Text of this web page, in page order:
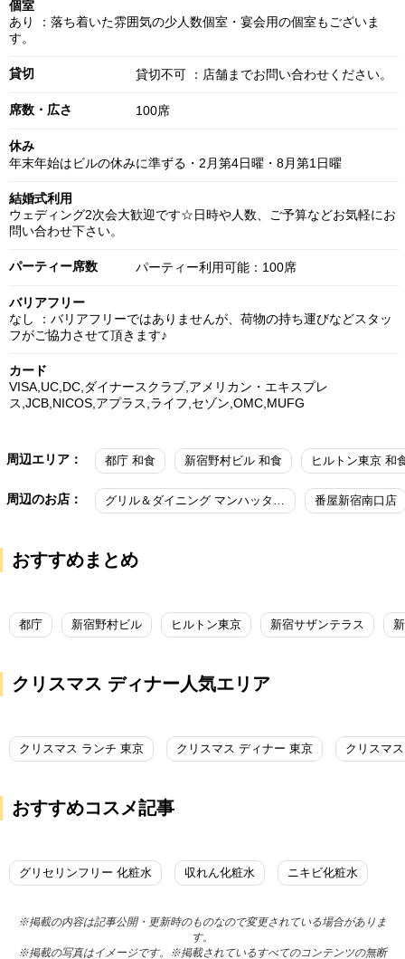
個室
あり ：落ち着いた雰囲気の少人数個室・宴会用の個室もございま
す。
貸切 貸切不可 ：店舗までお問い合わせください。
席数・広さ 100席
休み
年末年始はビルの休みに準ずる・2月第4日曜・8月第1日曜
結婚式利用
ウェディング2次会大歓迎です☆日時や人数、ご予算などお気軽にお
問い合わせ下さい。
パーティー席数 パーティー利用可能：100席
バリアフリー
なし ：バリアフリーではありませんが、荷物の持ち運びなどスタッ
フがご協力させて頂きます♪
カード
VISA,UC,DC,ダイナースクラブ,アメリカン・エキスプレ
ス,JCB,NICOS,アプラス,ライフ,セゾン,OMC,MUFG
周辺エリア： 都庁 和食 新宿野村ビル 和食 ヒルトン東京 和
周辺のお店： グリル＆ダイニング マンハッタンテーブル／新宿ワシントンホテル 番屋新宿南口店
おすすめまとめ
都庁 新宿野村ビル ヒルトン東京 新宿サザンテラス
クリスマス ディナー人気エリア
クリスマス ランチ 東京 クリスマス ディナー 東京 クリスマ
おすすめコスメ記事
グリセリンフリー 化粧水 収れん化粧水 ニキビ化粧水
※掲載の内容は記事公開・更新時のものなので変更されている場合がありま
す。
※掲載の写真はイメージです。※掲載されているすべてのコンテンツの無断